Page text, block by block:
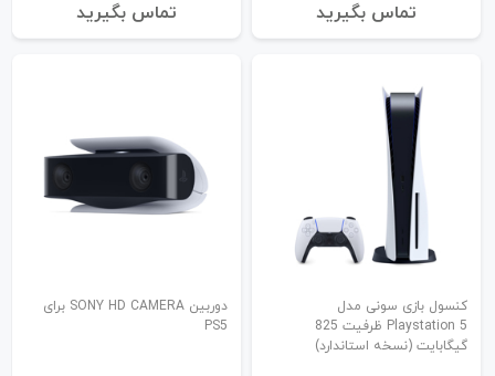
تماس بگیرید تماس بگیرید
کنسول بازی سونی مدل
Playstation 5 ظرفیت 825
گیگابایت (نسخه استاندارد)
دوربین SONY HD CAMERA برای
PS5